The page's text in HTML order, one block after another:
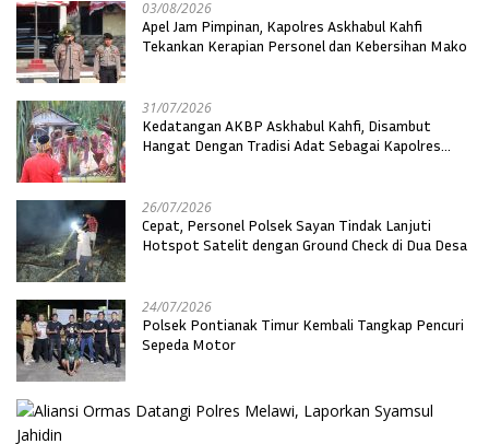
03/08/2026
Apel Jam Pimpinan, Kapolres Askhabul Kahfi
Tekankan Kerapian Personel dan Kebersihan Mako
31/07/2026
Kedatangan AKBP Askhabul Kahfi, Disambut
Hangat Dengan Tradisi Adat Sebagai Kapolres
26/07/2026
Cepat, Personel Polsek Sayan Tindak Lanjuti
Hotspot Satelit dengan Ground Check di Dua Desa
24/07/2026
Polsek Pontianak Timur Kembali Tangkap Pencuri
Sepeda Motor